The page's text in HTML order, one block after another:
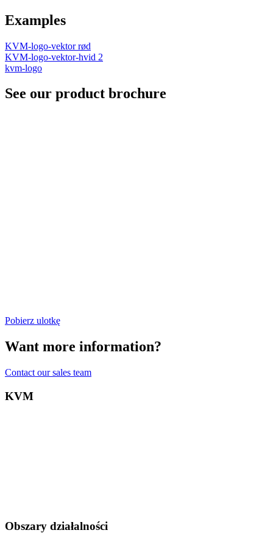
Examples
KVM-logo-vektor rød
KVM-logo-vektor-hvid 2
kvm-logo
See our product brochure
Pobierz ulotkę
Want more information?
Contact our sales team
KVM
Obszary działalności